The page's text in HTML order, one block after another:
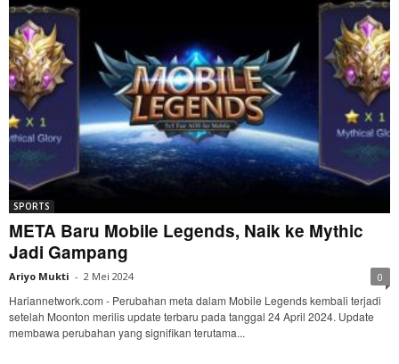
SPORTS
META Baru Mobile Legends, Naik ke Mythic
Jadi Gampang
Ariyo Mukti - 2 Mei 2024 0
Hariannetwork.com - Perubahan meta dalam Mobile Legends kembali terjadi
setelah Moonton merilis update terbaru pada tanggal 24 April 2024. Update
membawa perubahan yang signifikan terutama...